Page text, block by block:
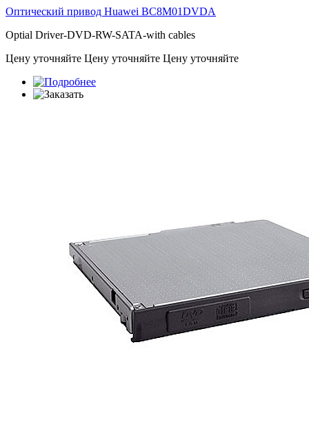
Оптический привод Huawei BC8M01DVDA
Optial Driver-DVD-RW-SATA-with cables
Цену уточняйте Цену уточняйте Цену уточняйте